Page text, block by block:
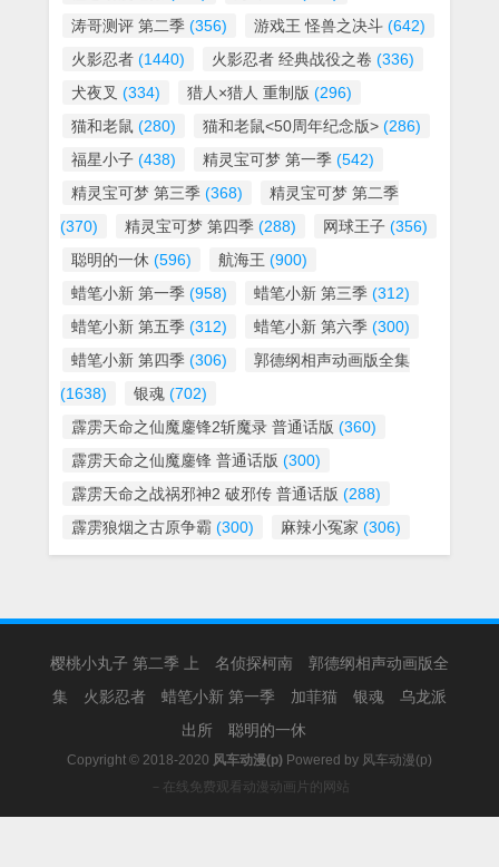
涛哥测评 第二季 (356) 游戏王 怪兽之决斗 (642)
火影忍者 (1440) 火影忍者 经典战役之卷 (336)
犬夜叉 (334) 猎人×猎人 重制版 (296)
猫和老鼠 (280) 猫和老鼠<50周年纪念版> (286)
福星小子 (438) 精灵宝可梦 第一季 (542)
精灵宝可梦 第三季 (368)
精灵宝可梦 第二季
(370)
精灵宝可梦 第四季 (288) 网球王子 (356)
聪明的一休 (596) 航海王 (900)
蜡笔小新 第一季 (958) 蜡笔小新 第三季 (312)
蜡笔小新 第五季 (312) 蜡笔小新 第六季 (300)
蜡笔小新 第四季 (306)
郭德纲相声动画版全集
(1638)
银魂 (702)
霹雳天命之仙魔鏖锋2斩魔录 普通话版 (360)
霹雳天命之仙魔鏖锋 普通话版 (300)
霹雳天命之战祸邪神2 破邪传 普通话版 (288)
霹雳狼烟之古原争霸 (300) 麻辣小冤家 (306)
樱桃小丸子 第二季 上 名侦探柯南
郭德纲相声动画版全
集
火影忍者 蜡笔小新 第一季 加菲猫 银魂
乌龙派
出所
聪明的一休
Copyright © 2018-2020 风车动漫(p) Powered by 风车动漫(p)
－在线免费观看动漫动画片的网站